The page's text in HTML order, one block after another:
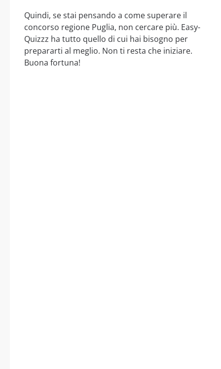
Quindi, se stai pensando a come superare il
concorso regione Puglia, non cercare più. Easy-
Quizzz ha tutto quello di cui hai bisogno per
prepararti al meglio. Non ti resta che iniziare.
Buona fortuna!